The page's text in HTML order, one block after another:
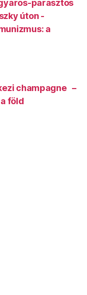
parasztos
úton -
a
champagne –
föld